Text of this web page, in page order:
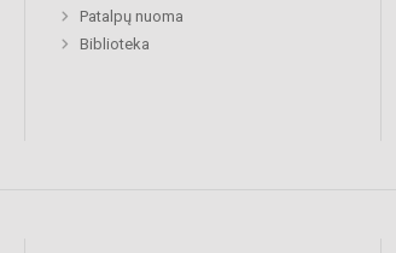
Patalpų nuoma
Biblioteka